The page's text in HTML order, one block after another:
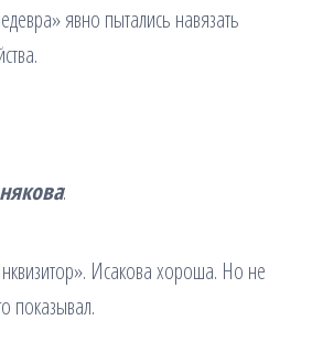
явно пытались навязать
:
Исакова хороша. Но не
показывал.